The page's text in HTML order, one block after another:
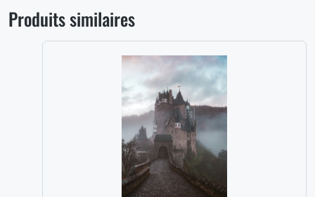
Produits similaires